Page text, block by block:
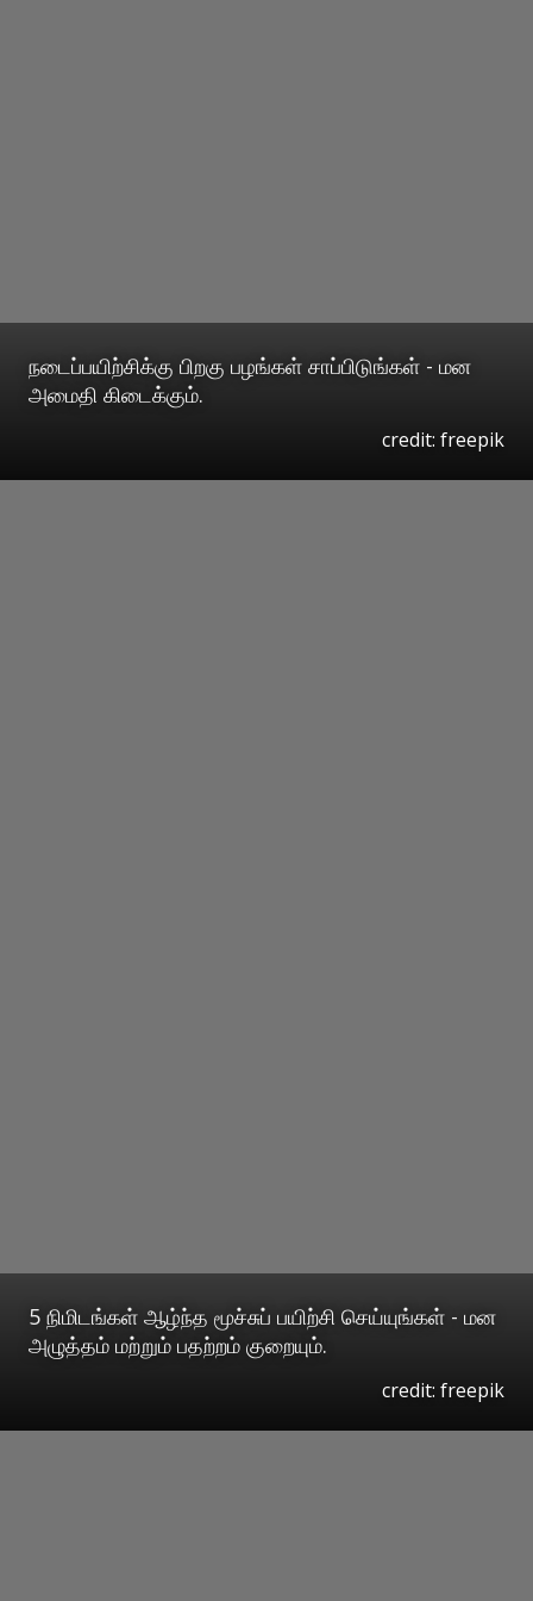
நடைப்பயிற்சிக்கு பிறகு பழங்கள் சாப்பிடுங்கள் - மன
அமைதி கிடைக்கும்.
credit: freepik
5 நிமிடங்கள் ஆழ்ந்த மூச்சுப் பயிற்சி செய்யுங்கள் - மன
அழுத்தம் மற்றும் பதற்றம் குறையும்.
credit: freepik